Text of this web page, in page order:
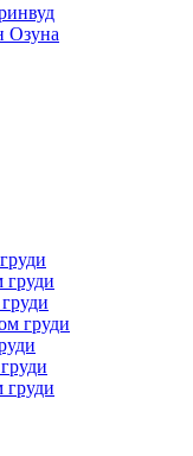
Озуна
груди
груди
груди